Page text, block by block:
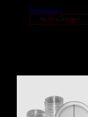
Weiterlesen
Nicht auf Lager